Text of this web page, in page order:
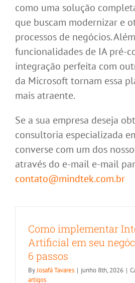
como uma solução
que buscam modernizar e
processos de negócios.
funcionalidades de IA pré-
integração perfeita com
da Microsoft tornam essa
mais atraente.
Se a sua empresa deseja
consultoria especializada
converse com um dos
através do e-mail e-mail
contato@mindtek.com.br
Como implementar
Artificial em seu
6 passos
ByJosafá Tavares | junho 8th, 2026 |
artigos